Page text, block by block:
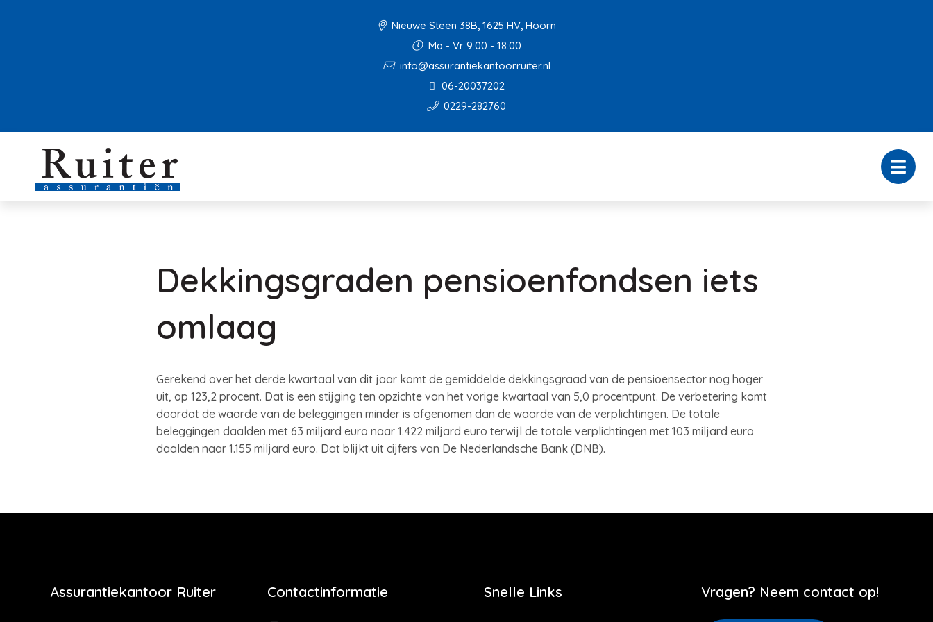
Nieuwe Steen 38B, 1625 HV, Hoorn
Ma - Vr 9:00 - 18:00
info@assurantiekantoorruiter.nl
06-20037202
0229-282760
Dekkingsgraden pensioenfondsen iets
omlaag
Gerekend over het derde kwartaal van dit jaar komt de gemiddelde dekkingsgraad van de pensioensector nog hoger
uit, op 123,2 procent. Dat is een stijging ten opzichte van het vorige kwartaal van 5,0 procentpunt. De verbetering komt
doordat de waarde van de beleggingen minder is afgenomen dan de waarde van de verplichtingen. De totale
beleggingen daalden met 63 miljard euro naar 1.422 miljard euro terwijl de totale verplichtingen met 103 miljard euro
daalden naar 1.155 miljard euro. Dat blijkt uit cijfers van De Nederlandsche Bank (DNB).
Assurantiekantoor Ruiter Contactinformatie Snelle Links Vragen? Neem contact op!